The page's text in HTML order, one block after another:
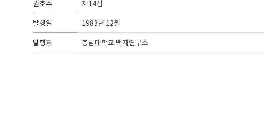
권호수 제14집
발행일 1983년 12월
발행처 충남대학교 백제연구소